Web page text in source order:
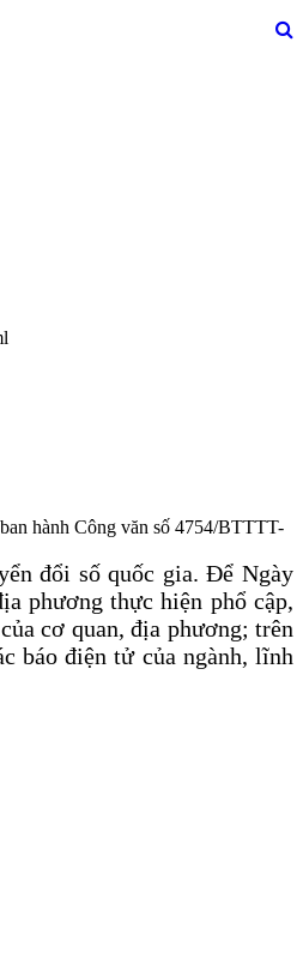
hành Công văn số 4754/BTTTT-
đổi số quốc gia. Để Ngày
phương thực hiện phổ cập,
cơ quan, địa phương; trên
báo điện tử của ngành, lĩnh